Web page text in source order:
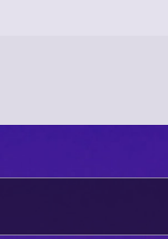
voce procura?